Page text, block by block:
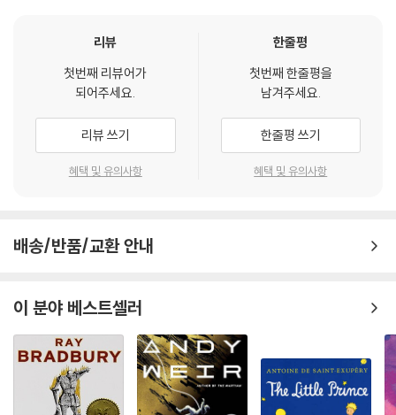
리뷰
첫번째 리뷰어가
되어주세요.
리뷰 쓰기
혜택 및 유의사항
한줄평
첫번째 한줄평을
남겨주세요.
한줄평 쓰기
혜택 및 유의사항
배송/반품/교환 안내
이 분야 베스트셀러